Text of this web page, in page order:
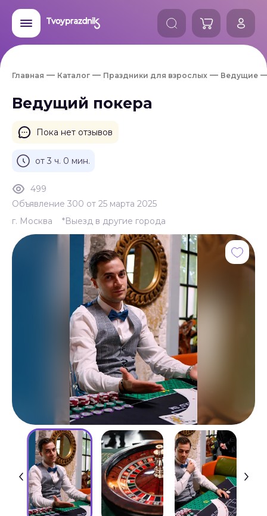
Главная Каталог Праздники для взрослых Ведущие
Ведущий покера
Пока нет отзывов
от 3 ч. 0 мин.
Объявление 300 от 25 марта 2025
499
г. Москва *Выезд в другие города